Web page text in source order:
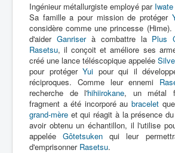
Ingénieur métallurgiste employé par
Sa famille a pour mission de protéger
considère comme une princesse (Hime).
d'aider Ganriserà combattre la Plus
Rasetsu, il conçoit et améliore ses
créé une lance téléscopique appelée
pour protéger Yui pour qui il
réciproques. Comme leur ennemi
recherche de l'hihiirokane, un métal
fragment a été incorporé au bracelet
grand-mère et qui réagit à la présence
avoir obtenu un échantillon, il l'utilise
appeléeGôtetsuken qui leur
d'emprisonner Rasetsu.